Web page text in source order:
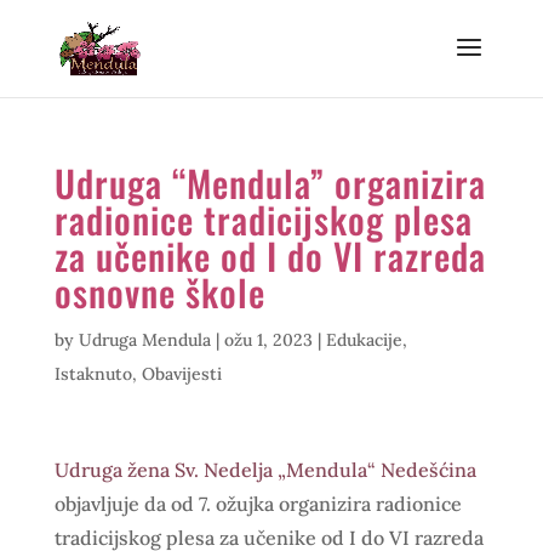
Udruga “Mendula” organizira
radionice tradicijskog plesa
za učenike od I do VI razreda
osnovne škole
by Udruga Mendula| ožu 1, 2023 | Edukacije,
Istaknuto, Obavijesti
Udruga žena Sv. Nedelja „Mendula“ Nedešćina
objavljuje da od 7. ožujka organizira radionice
tradicijskog plesa za učenike od I do VI razreda